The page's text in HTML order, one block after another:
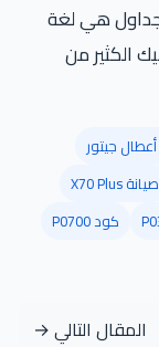
هي لغة
الكثير من
جيتور
صيانة X70 Plus
كود P0700
المقال التالي →